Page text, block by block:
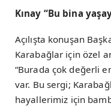
Kınay “Bu bina
Açılışta konuşan
Karabağlar için özel
“Burada çok değerli
var. Bu sergi;
hayallerimiz için